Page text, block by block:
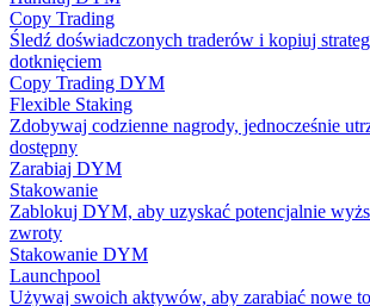
Copy Trading
Śledź doświadczonych traderów i kopiuj
dotknięciem
Copy Trading DYM
Flexible Staking
Zdobywaj codzienne nagrody, jednocześnie
dostępny
Zarabiaj DYM
Stakowanie
Zablokuj DYM, aby uzyskać potencjalnie
zwroty
Stakowanie DYM
Launchpool
Używaj swoich aktywów, aby zarabiać nowe